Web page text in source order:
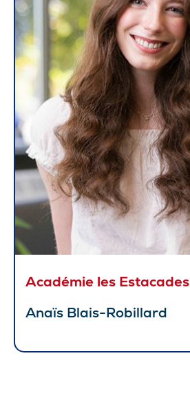
Académie les Estacades
Anaïs Blais-Robillard